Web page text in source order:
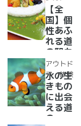
だ道の
駅ラン
キング
【最
新】
シ！お
風呂の
ある道
の駅
16
選！あ
った
か、湯
ったり
道の駅
【全
国】個
性あふ
れる道
の駅カ
レー大
集合！
道の駅
で食べ
られる
人気ダ
アウトド
ア・体験
水の生
きもの
に出会
える道
の